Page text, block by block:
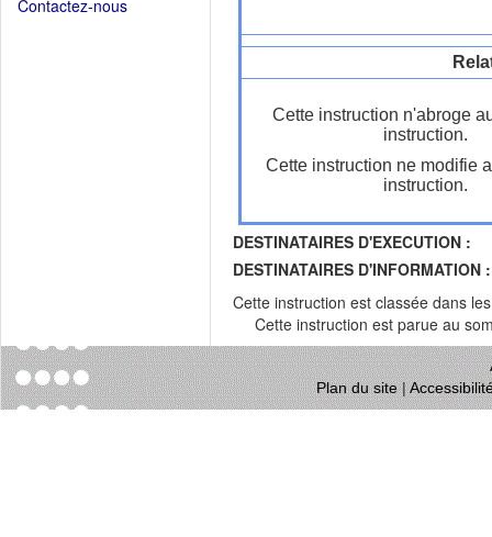
Contactez-nous
Cette instruction n'abroge
instruction.
Cette instruction ne modifie
instruction.
DESTINATAIRES D'EXECUTION :
DESTINATAIRES D'INFORMATION :
Cette instruction est classée dans
Cette instruction est parue au
Plan du site|